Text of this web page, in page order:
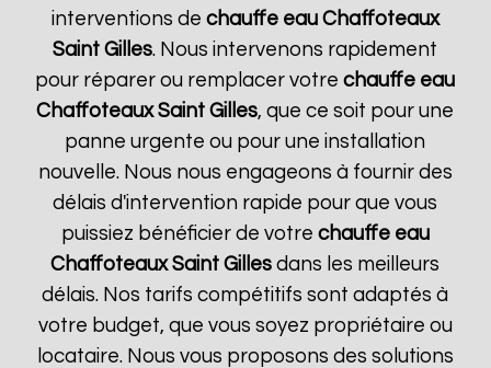
interventions de chauffe eau Chaffoteaux
Saint Gilles. Nous intervenons rapidement
pour réparer ou remplacer votrechauffe eau
Chaffoteaux Saint Gilles, que ce soit pour une
panne urgente ou pour une installation
nouvelle. Nous nous engageons à fournir des
délais d'intervention rapide pour que vous
puissiez bénéficier de votre chauffe eau
Chaffoteaux Saint Gilles dans les meilleurs
délais. Nos tarifs compétitifs sont adaptés à
votre budget, que vous soyez propriétaire ou
locataire. Nous vous proposons des solutions